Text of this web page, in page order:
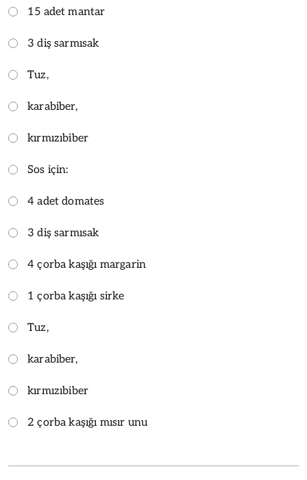
15 adet mantar
3 diş sarmısak
Tuz,
karabiber,
kırmızıbiber
Sos için:
4 adet domates
3 diş sarmısak
4 çorba kaşığı margarin
1 çorba kaşığı sirke
Tuz,
karabiber,
kırmızıbiber
2 çorba kaşığı mısır unu